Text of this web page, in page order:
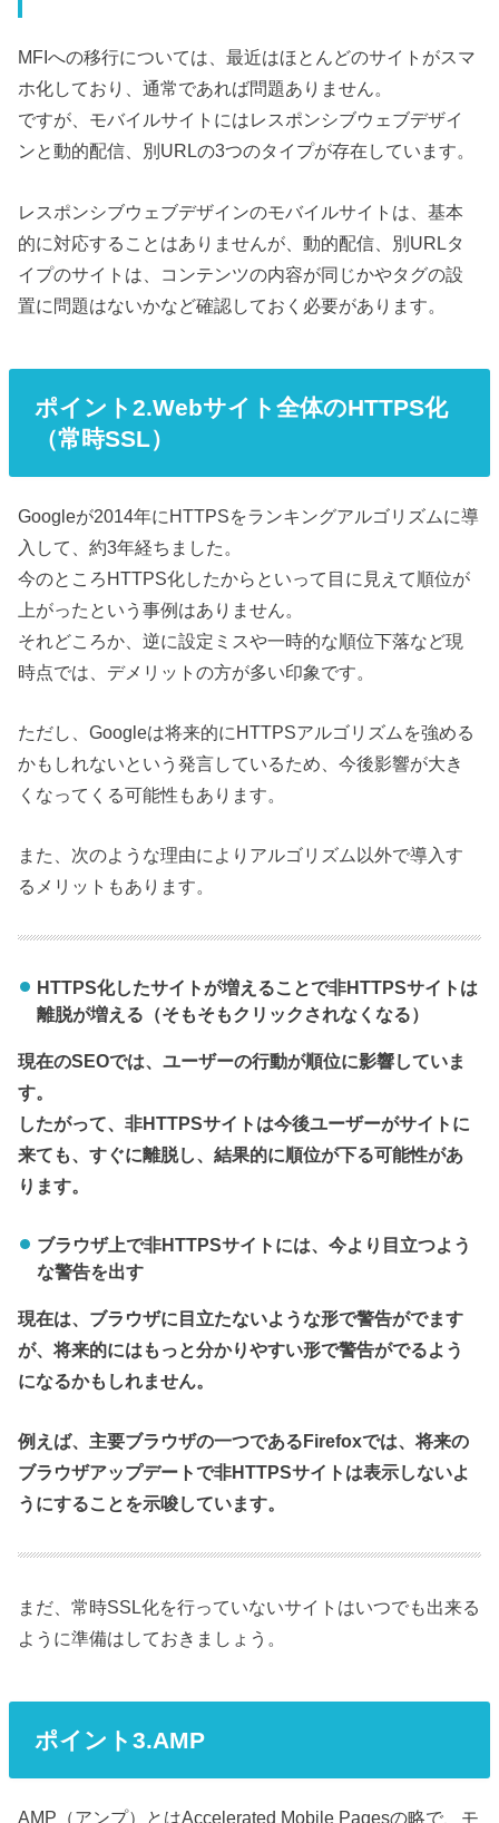
MFIへの移行については、最近はほとんどのサイトがスマ
ホ化しており、通常であれば問題ありません。
ですが、モバイルサイトにはレスポンシブウェブデザイ
ンと動的配信、別URLの3つのタイプが存在しています。
レスポンシブウェブデザインのモバイルサイトは、基本
的に対応することはありませんが、動的配信、別URLタ
イプのサイトは、コンテンツの内容が同じかやタグの設
置に問題はないかなど確認しておく必要があります。
ポイント2.Webサイト全体のHTTPS化
（常時SSL）
Googleが2014年にHTTPSをランキングアルゴリズムに導
入して、約3年経ちました。
今のところHTTPS化したからといって目に見えて順位が
上がったという事例はありません。
それどころか、逆に設定ミスや一時的な順位下落など現
時点では、デメリットの方が多い印象です。
ただし、Googleは将来的にHTTPSアルゴリズムを強める
かもしれないという発言しているため、今後影響が大き
くなってくる可能性もあります。
また、次のような理由によりアルゴリズム以外で導入す
るメリットもあります。
HTTPS化したサイトが増えることで非HTTPSサイトは
離脱が増える（そもそもクリックされなくなる）
現在のSEOでは、ユーザーの行動が順位に影響していま
す。
したがって、非HTTPSサイトは今後ユーザーがサイトに
来ても、すぐに離脱し、結果的に順位が下る可能性があ
ります。
ブラウザ上で非HTTPSサイトには、今より目立つよう
な警告を出す
現在は、ブラウザに目立たないような形で警告がでます
が、将来的にはもっと分かりやすい形で警告がでるよう
になるかもしれません。
例えば、主要ブラウザの一つであるFirefoxでは、将来の
ブラウザアップデートで非HTTPSサイトは表示しないよ
うにすることを示唆しています。
まだ、常時SSL化を行っていないサイトはいつでも出来る
ように準備はしておきましょう。
ポイント3.AMP
AMP（アンプ）とはAccelerated Mobile Pagesの略で、モ